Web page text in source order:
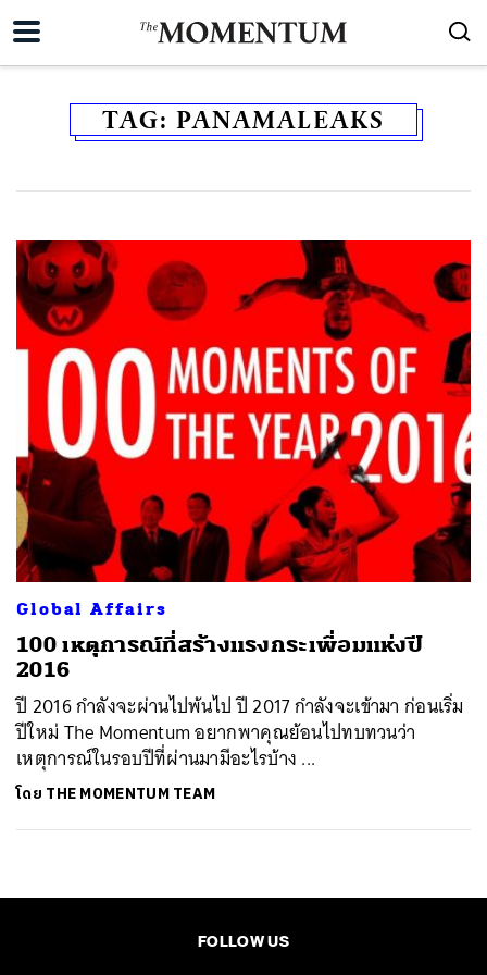
TAG: PANAMALEAKS
Global Affairs
100 เหตุการณ์ที่สร้างแรงกระเพื่อมแห่งปี
2016
ปี 2016 กำลังจะผ่านไปพ้นไป ปี 2017 กำลังจะเข้ามา ก่อนเริ่ม
ปีใหม่ The Momentum อยากพาคุณย้อนไปทบทวนว่า
เหตุการณ์ในรอบปีที่ผ่านมามีอะไรบ้าง ...
โดย THE MOMENTUM TEAM
FOLLOW US
ค้นหา
SHARE TWEET LINE EMAIL